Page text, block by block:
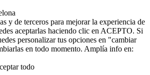
y de terceros para mejorar la experiencia de
aceptarlas haciendo clic en ACEPTO. Si
personalizar tus opciones en "cambiar
en todo momento. Amplía info en:
todo